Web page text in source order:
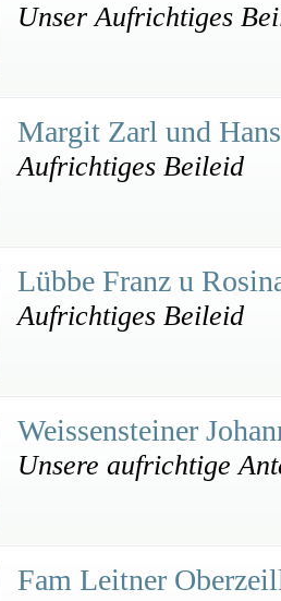
Unser Aufrichtiges
Margit Zarl und
Aufrichtiges Beileid
Lübbe Franz u
Aufrichtiges Beileid
Weissensteiner
Unsere aufrichtige
Fam Leitner